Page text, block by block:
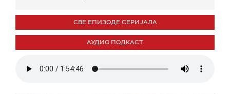
СВЕ ЕПИЗОДЕ СЕРИЈАЛА
АУДИО ПОДКАСТ